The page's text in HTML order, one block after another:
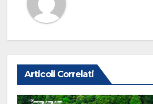
Articoli Correlati